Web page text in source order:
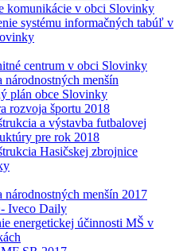
komunikácie v obci Slovinky
systému informačných tabúľ v
centrum v obci Slovinky
národnostných menšín
plán obce Slovinky
rozvoja športu 2018
a výstavba futbalovej
pre rok 2018
Hasičskej zbrojnice
národnostných menšín 2017
Iveco Daily
energetickej účinnosti MŠ v